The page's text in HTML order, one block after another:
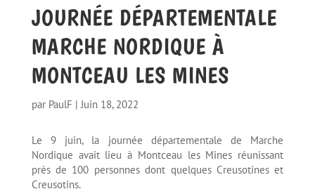
JOURNÉE DÉPARTEMENTALE
MARCHE NORDIQUE À
MONTCEAU LES MINES
par PaulF |Juin 18, 2022
Le 9 juin, la journée départementale de Marche
Nordique avait lieu à Montceau les Mines réunissant
près de 100 personnes dont quelques Creusotines et
Creusotins.